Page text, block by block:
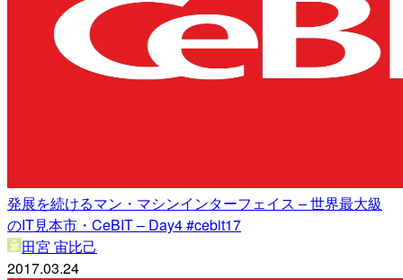
発展を続けるマン・マシンインターフェイス – 世界最大級
のIT見本市・CeBIT – Day4 #cebit17
田宮 宙比己
2017.03.24